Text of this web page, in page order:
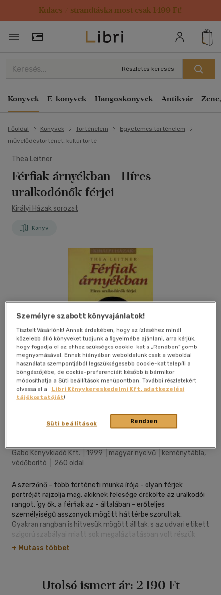
Kulacs / strandtáska most csak 1499 Ft!
Törzsvásárlói Kártya adatai
Részletes keresés
Könyvek E-könyvek Hangoskönyvek Antikvár
Főoldal Könyvek Történelem
Egyetemes történelem
művelődéstörténet, kultúrtörté
Thea Leitner
Férfiak árnyékban - Híres
uralkodónők férjei
Királyi Házak sorozat
Könyv
Megosztom
Gabo Könyvkiadó Kft. 1999 magyar nyelvű
keménytábla,
védőborító
260 oldal
A szerzőnő - több történeti munka írója - olyan férjek
portréját rajzolja meg, akiknek felesége örökölte az uralkodói
rangot, így ők, a férfiak az - általában - erőteljes
személyiségű asszonyok mögött háttérbe szorultak.
Gyakran rangban is hitvesük mögött álltak, s az udvari etikett
szigorú szabályai miatt sok megaláztatásban volt részük
(például nyilvános étkezéseken nem ülhettek feleségük
mellett). Legtöbbjük nem tudta kibontakoztatni igazi
„árnyékban élő férfiaknak" az élete sokkal rövidebb volt, mint
+ Mutass többet
Utolsó ismert ár: 2 190 Ft
Személyre szabott könyvajánlatok!
Tisztelt Vásárlónk! Annak érdekében, hogy az ízléséhez minél
közelebb álló könyveket tudjunk a figyelmébe ajánlani, arra kérjük,
hogy fogadja el az ehhez szükséges cookie-kat a „Rendben” gomb
megnyomásával. Ennek hiányában weboldalunk csak a weboldal
használata szempontjából legszükségesebb cookie-kat telepíti a
böngészőjébe, de cookie-preferenciáit később is bármikor
módosíthatja a Süti beállítások menüpontban. További részletekért
olvassa el a
Libri Könyvkereskedelmi Kft. adatkezelési
tájékoztatóját!
Rendben
Süti beállítások